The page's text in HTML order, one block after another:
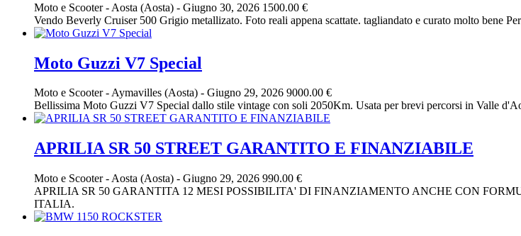
Moto e Scooter- Aosta (Aosta) - Giugno 30, 2026 1500.00 €
Vendo Beverly Cruiser 500 Grigio metallizato. Foto reali appena scattate. tagliandato e curato molto bene
Moto Guzzi V7 Special
Moto e Scooter-Aymavilles (Aosta) - Giugno 29, 2026 9000.00 €
Bellissima Moto Guzzi V7 Special dallo stile vintage con soli 2050Km. Usata per brevi percorsi in Valle
APRILIA SR 50 STREET GARANTITO E FINANZIABILE
Moto e Scooter- Aosta (Aosta) - Giugno 29, 2026 990.00 €
APRILIA SR 50 GARANTITA 12 MESI POSSIBILITA' DI FINANZIAMENTO ANCHE CON
ITALIA.